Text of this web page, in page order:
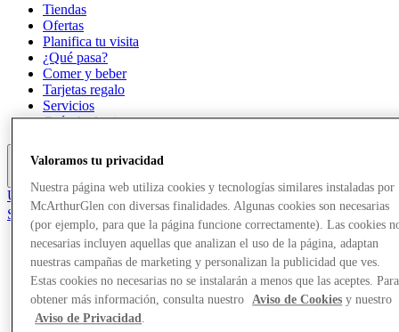
Tiendas
Ofertas
Planifica tu visita
¿Qué pasa?
Comer y beber
Tarjetas regalo
Servicios
Guía de destinos
Únete al Club
Salvado
es
Tiendas
Ofertas
Planifica tu visita
¿Qué pasa?
Comer y beber
Valoramos tu privacidad
Nuestra página web utiliza cookies y tecnologías similares instaladas por
McArthurGlen con diversas finalidades. Algunas cookies son necesarias
(por ejemplo, para que la página funcione correctamente). Las cookies
necesarias incluyen aquellas que analizan el uso de la página, adaptan
nuestras campañas de marketing y personalizan la publicidad que ves.
Estas cookies no necesarias no se instalarán a menos que las aceptes. Para
obtener más información, consulta nuestro
Aviso de Cookies y nuestro
Aviso de Privacidad